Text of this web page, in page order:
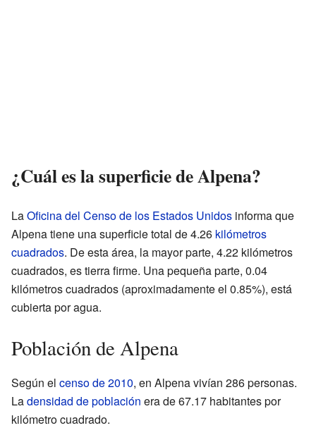
¿Cuál es la superficie de Alpena?
LaOficina del Censo de los Estados Unidos informa que
Alpena tiene una superficie total de 4.26 kilómetros
cuadrados. De esta área, la mayor parte, 4.22 kilómetros
cuadrados, es tierra firme. Una pequeña parte, 0.04
kilómetros cuadrados (aproximadamente el 0.85%), está
cubierta por agua.
Población de Alpena
Según el censo de 2010, en Alpena vivían 286 personas.
Ladensidad de población era de 67.17 habitantes por
kilómetro cuadrado.